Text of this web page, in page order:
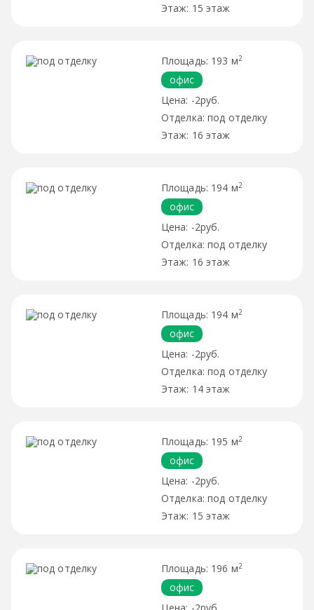
15 этаж
193 м2
офис
-2руб.
под отделку
16 этаж
194 м2
офис
-2руб.
под отделку
16 этаж
194 м2
офис
-2руб.
под отделку
14 этаж
195 м2
офис
-2руб.
под отделку
15 этаж
196 м2
офис